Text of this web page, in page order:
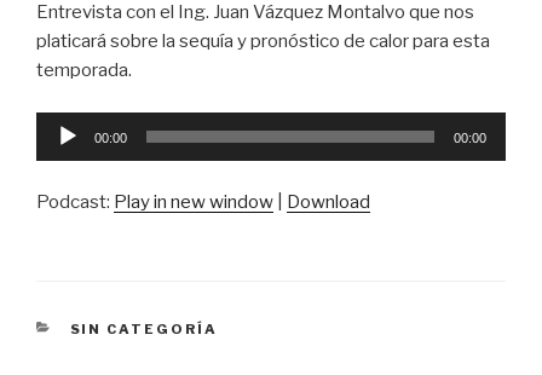
Entrevista con el Ing. Juan Vázquez Montalvo que nos
platicará sobre la sequía y pronóstico de calor para esta
temporada.
Reproductor
00:00 00:00
Podcast: Play in new window Download
CATEGORÍAS
SIN CATEGORÍA